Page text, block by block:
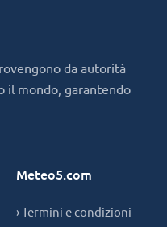
da autorità
mondo, garantendo
Meteo5.com
› Termini e condizioni